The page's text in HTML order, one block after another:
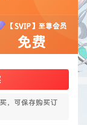
【SVIP】至尊会员
免费
，可保存购买订